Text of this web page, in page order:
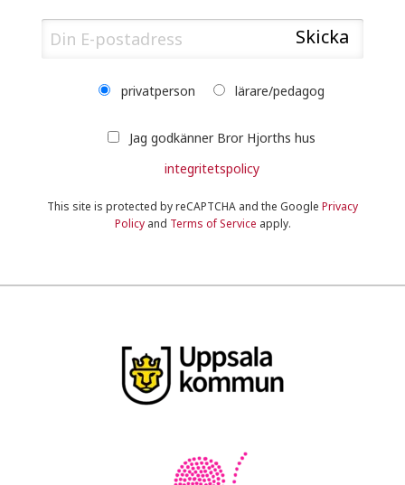
privatperson lärare/pedagog
Jag godkänner Bror Hjorths hus
integritetspolicy
This site is protected by reCAPTCHA and the Google Privacy
Policyand Terms of Service apply.